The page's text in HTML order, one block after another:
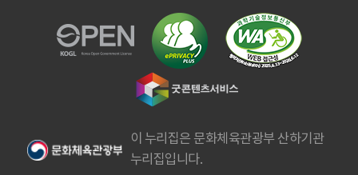
이 누리집은 문화체육관광부 산하기관
누리집입니다.